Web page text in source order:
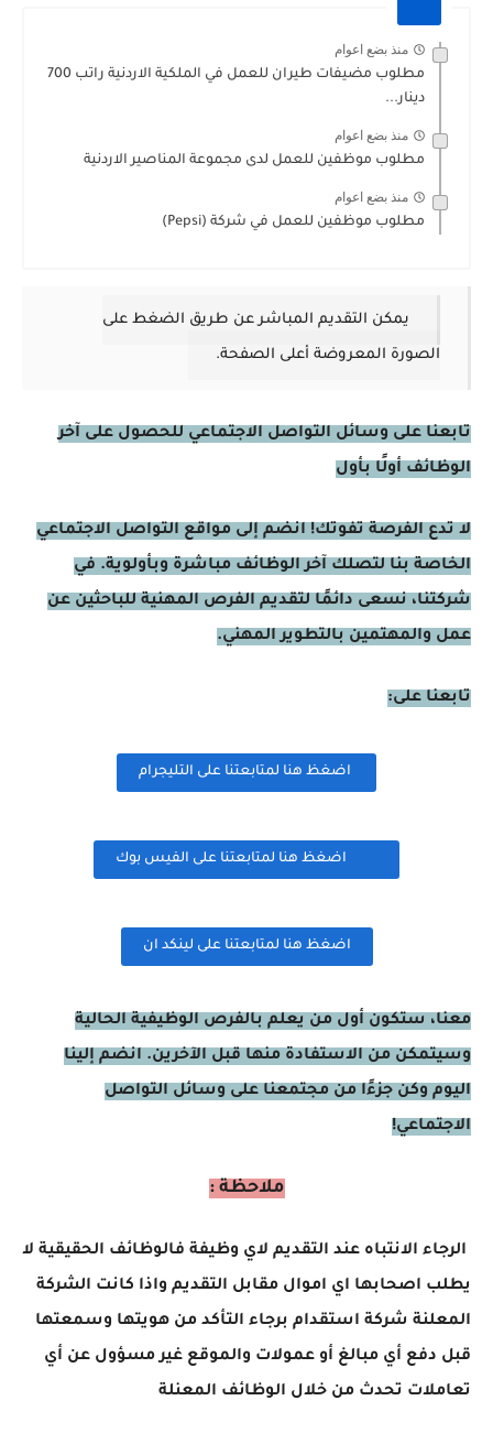
منذ بضع اعوام
مطلوب مضيفات طيران للعمل في الملكية الاردنية راتب 700
دينار...
منذ بضع اعوام
مطلوب موظفين للعمل لدى مجموعة المناصير الاردنية
منذ بضع اعوام
مطلوب موظفين للعمل في شركة (Pepsi)
يمكن التقديم المباشر عن طريق الضغط على
الصورة المعروضة أعلى الصفحة.
تابعنا على وسائل التواصل الاجتماعي للحصول على آخر
الوظائف أولًا بأول
لا تدع الفرصة تفوتك! انضم إلى مواقع التواصل الاجتماعي
الخاصة بنا لتصلك آخر الوظائف مباشرة وبأولوية. في
شركتنا، نسعى دائمًا لتقديم الفرص المهنية للباحثين عن
عمل والمهتمين بالتطوير المهني.
تابعنا على:
اضغظ هنا لمتابعتنا على التليجرام
اضغظ هنا لمتابعتنا على الفيس بوك
اضغظ هنا لمتابعتنا على لينكد ان
معنا، ستكون أول من يعلم بالفرص الوظيفية الحالية
وسيتمكن من الاستفادة منها قبل الآخرين. انضم إلينا
اليوم وكن جزءًا من مجتمعنا على وسائل التواصل
الاجتماعي!
ملاحظة :
الرجاء الانتباه عند التقديم لاي وظيفة فالوظائف الحقيقية لا
يطلب اصحابها اي اموال مقابل التقديم واذا كانت الشركة
المعلنة شركة استقدام برجاء التأكد من هويتها وسمعتها
قبل دفع أي مبالغ أو عمولات والموقع غير مسؤول عن أي
تعاملات تحدث من خلال الوظائف المعنلة